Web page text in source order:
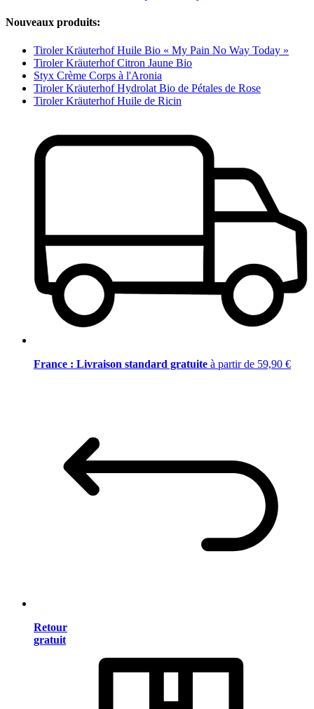
Nouveaux produits:
Tiroler Kräuterhof Huile Bio « My Pain No Way Today »
Tiroler Kräuterhof Citron Jaune Bio
Styx Crème Corps à l'Aronia
Tiroler Kräuterhof Hydrolat Bio de Pétales de Rose
Tiroler Kräuterhof Huile de Ricin
France : Livraison standard gratuite à partir de 59,90 €
Retour
gratuit